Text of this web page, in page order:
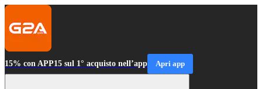
15% con APP15 sul 1° acquisto nell’app Apri app